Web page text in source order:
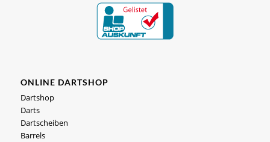
ONLINE DARTSHOP
Dartshop
Darts
Dartscheiben
Barrels